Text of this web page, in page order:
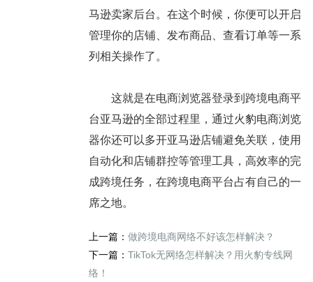
马逊卖家后台。在这个时候，你便可以开启
管理你的店铺、发布商品、查看订单等一系
列相关操作了。
这就是在电商浏览器登录到跨境电商平
台亚马逊的全部过程里，通过火豹电商浏览
器你还可以多开亚马逊店铺避免关联，使用
自动化和店铺群控等管理工具，高效率的完
成跨境任务，在跨境电商平台占有自己的一
席之地。
上一篇： 做跨境电商网络不好该怎样解决？
下一篇： TikTok无网络怎样解决？用火豹专线网
络！